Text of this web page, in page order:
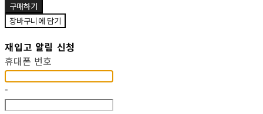
구매하기
장바구니에 담기
재입고 알림 신청
휴대폰 번호
-